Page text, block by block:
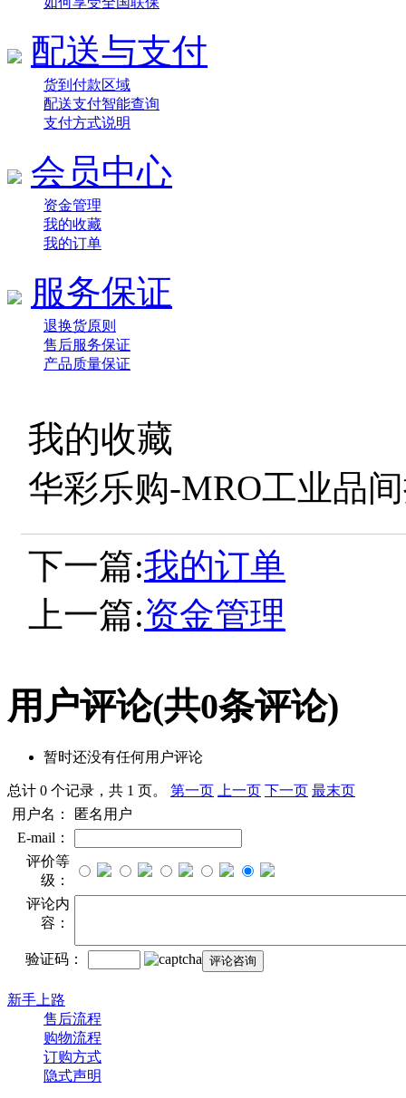
配送与支付
货到付款区域
配送支付智能查询
支付方式说明
会员中心
资金管理
我的收藏
我的订单
服务保证
退换货原则
售后服务保证
产品质量保证
我的收藏
华彩乐购-MRO工业品
下一篇:我的订单
上一篇:资金管理
用户评论(共0条评论)
暂时还没有任何用户评论
总计 0 个记录，共 1 页。 第一页 上一页 下一页 最末页
用户名：
匿名用户
E-mail：
评价等
级：
评论内
容：
验证码：
新手上路
售后流程
购物流程
订购方式
隐式声明